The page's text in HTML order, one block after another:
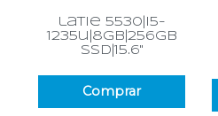
latie 5530|i5-
1235u|8gb|256gb
ssd|15.6"
Comprar